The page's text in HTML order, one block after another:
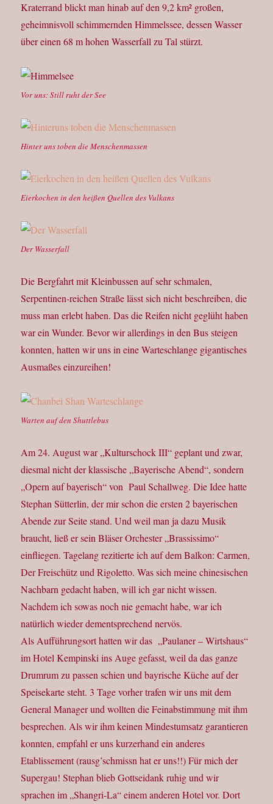
Kraterrand blickt man hinab auf den 9,2 km² großen,
geheimnisvoll schimmernden Himmelssee, dessen Wasser
über einen 68 m hohen Wasserfall zu Tal stürzt.
Vor uns: Still ruht der See
Hinter uns toben die Menschenmassen
Eierkochen in den heißen Quellen des Vulkans
Der Wasserfall
Die Bergfahrt mit Kleinbussen auf sehr schmalen,
Serpentinen-reichen Straße lässt sich nicht beschreiben, die
muss man erlebt haben. Das die Reifen nicht geglüht haben
war ein Wunder. Bevor wir allerdings in den Bus steigen
konnten, hatten wir uns in eine Warteschlange gigantisches
Ausmaßes einzureihen!
Warten auf den Shuttlebus
Am 24. August war „Kulturschock III“ geplant und zwar,
diesmal nicht der klassische „Bayerische Abend“, sondern
„Opern auf bayerisch“ von Paul Schallweg. Die Idee hatte
Stephan Sütterlin, der mir schon die ersten 2 bayerischen
Abende zur Seite stand. Und weil man ja dazu Musik
braucht, ließ er sein Bläser Orchester „Brassissimo“
einfliegen. Tagelang rezitierte ich auf dem Balkon: Carmen,
Der Freischütz und Rigoletto. Was sich meine chinesischen
Nachbarn gedacht haben, will ich gar nicht wissen.
Nachdem ich sowas noch nie gemacht habe, war ich
natürlich wieder dementsprechend nervös.
Als Aufführungsort hatten wir das „Paulaner – Wirtshaus“
im Hotel Kempinski ins Auge gefasst, weil da das ganze
Drumrum zu passen schien und bayrische Küche auf der
Speisekarte steht. 3 Tage vorher trafen wir uns mit dem
General Manager und wollten die Feinabstimmung mit ihm
besprechen. Als wir ihm keinen Mindestumsatz garantieren
konnten, empfahl er uns kurzerhand ein anderes
Etablissement (rausg’schmissn hat er uns!!) Für mich der
Supergau! Stephan blieb Gottseidank ruhig und wir
sprachen im „Shangri-La“ einem anderen Hotel vor. Dort